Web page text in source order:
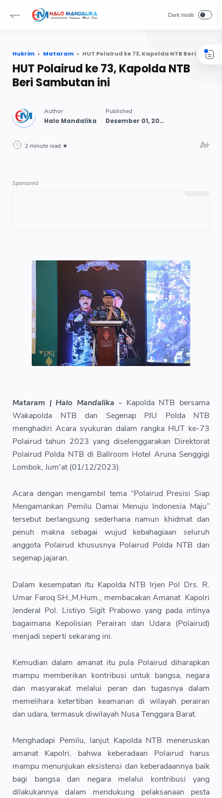
Hukrim Mataram HUT Polairud ke 73, Kapolda NTB Beri Sambutan ini
HUT Polairud ke 73, Kapolda NTB
Beri Sambutan ini
2 minute read
Mataram | Halo Mandalika - Kapolda NTB bersama
Wakapolda NTB dan Segenap PJU Polda NTB
menghadiri Acara syukuran dalam rangka HUT ke-73
Polairud tahun 2023 yang diselenggarakan Direktorat
Polairud Polda NTB di Ballroom Hotel Aruna Senggigi
Lombok, Jum'at (01/12/2023).
Acara dengan mengambil tema “Polairud Presisi Siap
Mengamankan Pemilu Damai Menuju Indonesia Maju”
tersebut berlangsung sederhana namun khidmat dan
penuh makna sebagai wujud kebahagiaan seluruh
anggota Polairud khususnya Polairud Polda NTB dan
segenap jajaran.
Dalam kesempatan itu Kapolda NTB Irjen Pol Drs. R.
Umar Faroq SH.,M.Hum., membacakan Amanat Kapolri
Jenderal Pol. Listiyo Sigit Prabowo yang pada intinya
bagaimana Kepolisian Perairan dan Udara (Polairud)
menjadi seperti sekarang ini.
Kemudian dalam amanat itu pula Polairud diharapkan
mampu memberikan kontribusi untuk bangsa, negara
dan masyarakat melalui peran dan tugasnya dalam
memelihara ketertiban keamanan di wilayah perairan
dan udara, termasuk diwilayah Nusa Tenggara Barat.
Menghadapi Pemilu, lanjut Kapolda NTB meneruskan
amanat Kapolri, bahwa keberadaan Polairud harus
mampu menunjukan eksistensi dan keberadaannya baik
bagi bangsa dan negara melalui kontribusi yang
dilakukannya dalam mendukung pelaksanaan pesta